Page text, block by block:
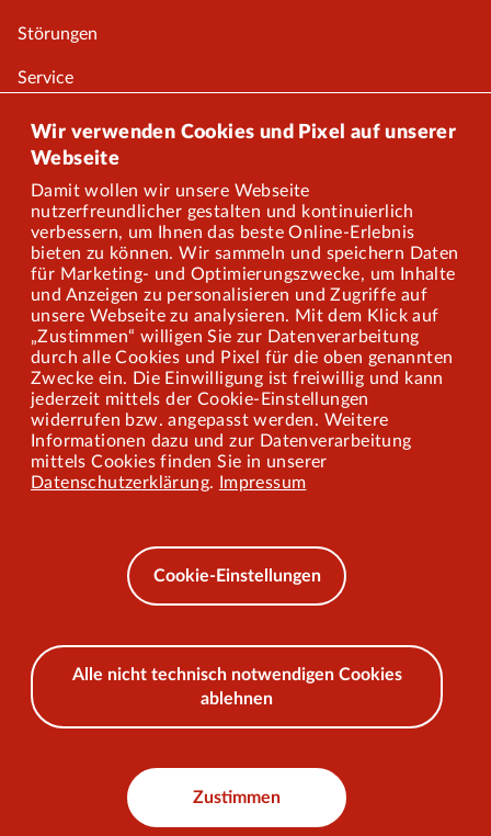
Wir verwenden Cookies und Pixel auf unserer
Webseite
Damit wollen wir unsere Webseite
nutzerfreundlicher gestalten und kontinuierlich
verbessern, um Ihnen das beste Online-Erlebnis
bieten zu können. Wir sammeln und speichern Daten
für Marketing- und Optimierungszwecke, um Inhalte
und Anzeigen zu personalisieren und Zugriffe auf
unsere Webseite zu analysieren. Mit dem Klick auf
„Zustimmen“ willigen Sie zur Datenverarbeitung
durch alle Cookies und Pixel für die oben genannten
Zwecke ein. Die Einwilligung ist freiwillig und kann
jederzeit mittels der Cookie-Einstellungen
widerrufen bzw. angepasst werden. Weitere
Informationen dazu und zur Datenverarbeitung
mittels Cookies finden Sie in unserer
Datenschutzerklärung. Impressum
Cookie-Einstellungen
Alle nicht technisch notwendigen Cookies
ablehnen
Zustimmen
Störungen
Service
Onlineshop
Über uns
Karriere
Presse
Mitarbeiterportal
Barrierefreiheit
Mobilität lernen